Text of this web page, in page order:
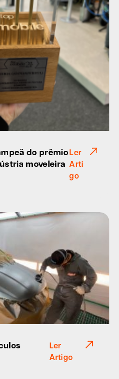
do prêmio
moveleira
Ler
Arti
go
Ler
Artigo